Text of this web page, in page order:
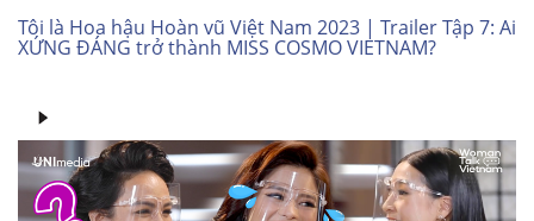
Tôi là Hoa hậu Hoàn vũ Việt Nam 2023 | Trailer Tập 7: Ai
XỨNG ĐÁNG trở thành MISS COSMO VIETNAM?